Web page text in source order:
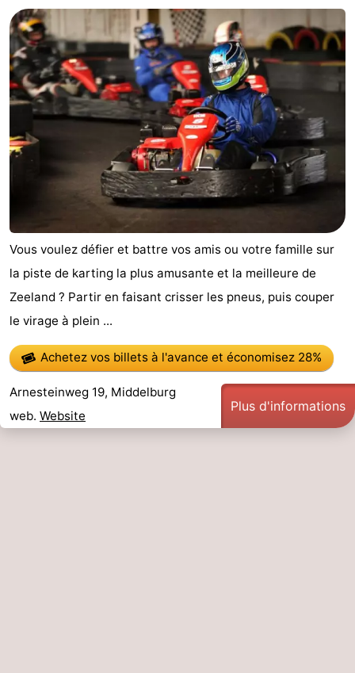
Vous voulez défier et battre vos amis ou votre famille sur
la piste de karting la plus amusante et la meilleure de
Zeeland ? Partir en faisant crisser les pneus, puis couper
le virage à plein ...
Achetez vos billets à l'avanceet économisez 28%
Arnesteinweg 19, Middelburg
web. Website
Plus d'informations